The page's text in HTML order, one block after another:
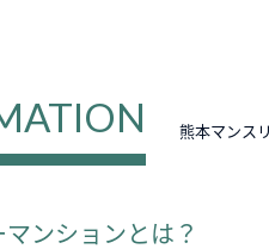
熊本マンス
ンションとは？